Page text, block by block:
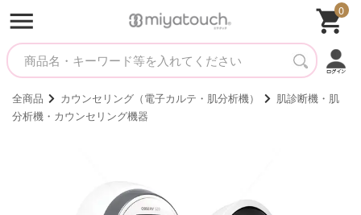
0
全商品 カウンセリング（電子カルテ・肌分析機）
肌診断機・肌
分析機・カウンセリング機器